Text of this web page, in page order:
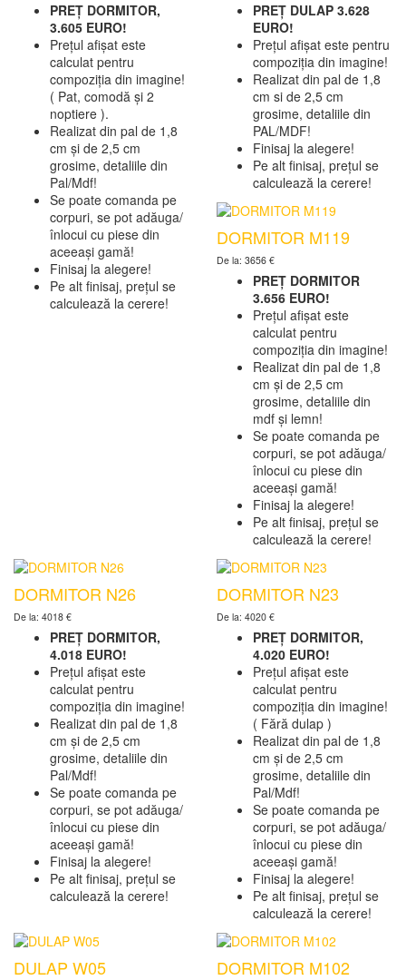
PREȚ DORMITOR,
3.605 EURO!
Prețul afișat este
calculat pentru
compoziția din imagine!
( Pat, comodă și 2
noptiere ).
Realizat din pal de 1,8
cm și de 2,5 cm
grosime, detaliile din
Pal/Mdf!
Se poate comanda pe
corpuri, se pot adăuga/
înlocui cu piese din
aceeași gamă!
Finisaj la alegere!
Pe alt finisaj, prețul se
calculează la cerere!
PREȚ DULAP 3.628
EURO!
Prețul afișat este pentru
compoziția din imagine!
Realizat din pal de 1,8
cm si de 2,5 cm
grosime, detaliile din
PAL/MDF!
Finisaj la alegere!
Pe alt finisaj, prețul se
calculează la cerere!
DORMITOR M119
De la: 3656 €
PREȚ DORMITOR
3.656 EURO!
Prețul afișat este
calculat pentru
compoziția din imagine!
Realizat din pal de 1,8
cm și de 2,5 cm
grosime, detaliile din
mdf și lemn!
Se poate comanda pe
corpuri, se pot adăuga/
înlocui cu piese din
aceeași gamă!
Finisaj la alegere!
Pe alt finisaj, prețul se
calculează la cerere!
DORMITOR N26
De la: 4018 €
PREȚ DORMITOR,
4.018 EURO!
Prețul afișat este
calculat pentru
compoziția din imagine!
Realizat din pal de 1,8
cm și de 2,5 cm
grosime, detaliile din
Pal/Mdf!
Se poate comanda pe
corpuri, se pot adăuga/
înlocui cu piese din
aceeași gamă!
Finisaj la alegere!
Pe alt finisaj, prețul se
calculează la cerere!
DORMITOR N23
De la: 4020 €
PREȚ DORMITOR,
4.020 EURO!
Prețul afișat este
calculat pentru
compoziția din imagine!
( Fără dulap )
Realizat din pal de 1,8
cm și de 2,5 cm
grosime, detaliile din
Pal/Mdf!
Se poate comanda pe
corpuri, se pot adăuga/
înlocui cu piese din
aceeași gamă!
Finisaj la alegere!
Pe alt finisaj, prețul se
calculează la cerere!
DULAP W05 DORMITOR M102